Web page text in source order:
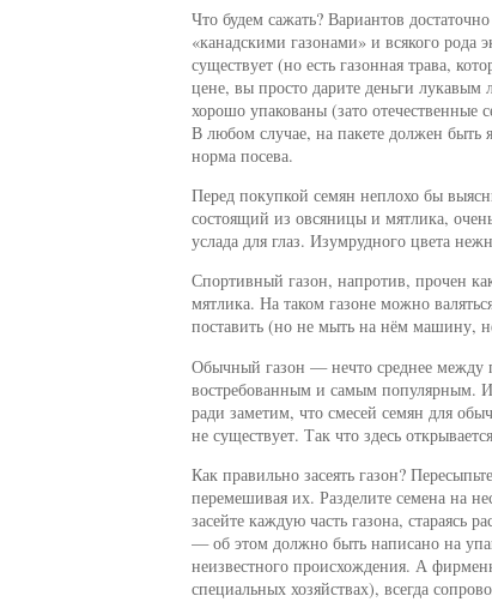
Что будем сажать? Вариантов
«канадскими газонами» и всякого
существует (но есть газонная трава,
цене, вы просто дарите деньги
хорошо упакованы (зато отечественные
В любом случае, на пакете должен быть
норма посева.
Перед покупкой семян неплохо бы
состоящий из овсяницы и мятлика,
услада для глаз. Изумрудного цвета
Спортивный газон, напротив, прочен
мятлика. На таком газоне можно
поставить (но не мыть на нём машину,
Обычный газон — нечто среднее между
востребованным и самым популярным.
ради заметим, что смесей семян для
не существует. Так что здесь
Как правильно засеять газон?
перемешивая их. Разделите семена на
засейте каждую часть газона, стараясь
— об этом должно быть написано на
неизвестного происхождения. А
специальных хозяйствах), всегда